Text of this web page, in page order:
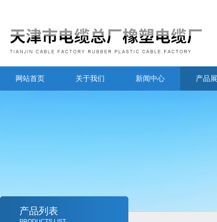
网站首页 关于我们 新闻中心 产品
产品列表